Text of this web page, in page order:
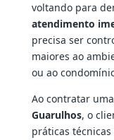
voltando para
atendimento
precisa ser
maiores ao
ou ao
Ao contratar uma
Guarulhos, o
práticas